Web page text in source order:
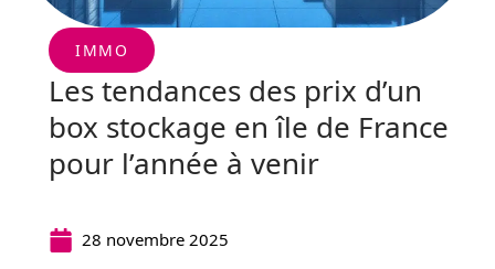
IMMO
Les tendances des prix d’un
box stockage en île de France
pour l’année à venir
28 novembre 2025